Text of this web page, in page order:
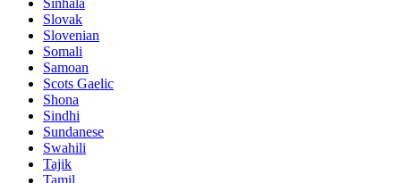
Slovak
Slovenian
Somali
Samoan
Scots Gaelic
Shona
Sindhi
Sundanese
Swahili
Tajik
Tamil